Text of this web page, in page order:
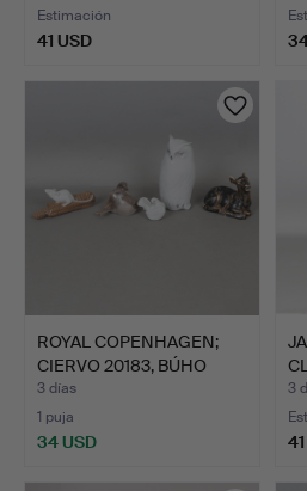
Estimación
41 USD
ROYAL COPENHAGEN;
CIERVO 20183, BÚHO
NIVAL…
3 días
1 puja
34 USD
3